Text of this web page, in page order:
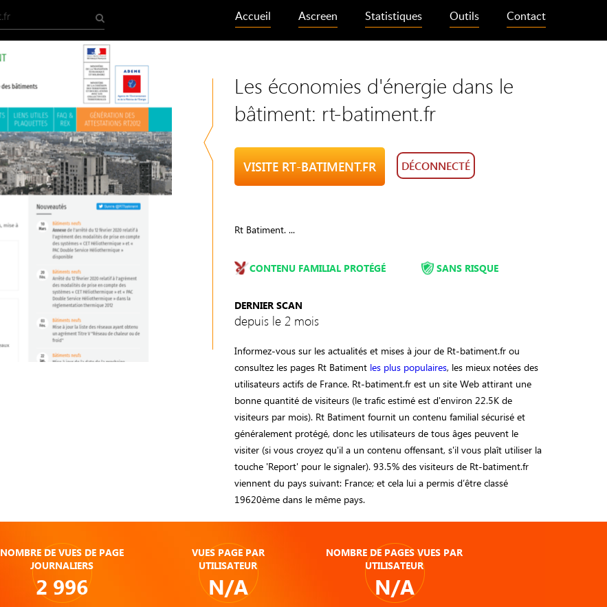
Accueil Ascreen Statistiques Outils Contact
Les économies d'énergie dans le
bâtiment: rt-batiment.fr
VISITE RT-BATIMENT.FR DÉCONNECTÉ
Rt Batiment. ...
CONTENU FAMILIAL PROTÉGÉ
DERNIER SCAN
depuis le 2 mois
SANS RISQUE
Informez-vous sur les actualités et mises à jour de Rt-batiment.fr ou
consultez les pages Rt Batiment les plus populaires, les mieux notées des
utilisateurs actifs de France. Rt-batiment.fr est un site Web attirant une
bonne quantité de visiteurs (le trafic estimé est d'environ 22.5K de
visiteurs par mois). Rt Batiment fournit un contenu familial sécurisé et
généralement protégé, donc les utilisateurs de tous âges peuvent le
visiter (si vous croyez qu'il a un contenu offensant, s'il vous plaît utiliser la
touche 'Report' pour le signaler). 93.5% des visiteurs de Rt-batiment.fr
viennent du pays suivant: France; et cela lui a permis d’être classé
19620ème dans le même pays.
NOMBRE DE VUES DE PAGE
JOURNALIERS
2 996
VUES PAGE PAR
UTILISATEUR
N/A
NOMBRE DE PAGES VUES PAR
UTILISATEUR
N/A